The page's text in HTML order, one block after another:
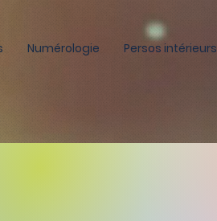
Numérologie Persos intérieurs